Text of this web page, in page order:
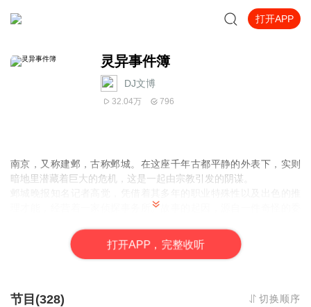
打开APP
灵异事件簿
DJ文博
32.04万 796
南京，又称建邺，古称邺城。在这座千年古都平静的外表下，实则
暗地里潜藏着巨大的危机，这是一起由宗教引发的阴谋。
理才能，经营着一家侦探事务所。故事的起因，源自一件奇怪的委
被卷入了一系列怪异离奇的事件中。
《血色仪式》《千年族谱》《地铁诡站》《神墓》，这些看似毫不
高觉能否查明真相粉碎...
打开APP，完整收听
节目(328) 切换顺序